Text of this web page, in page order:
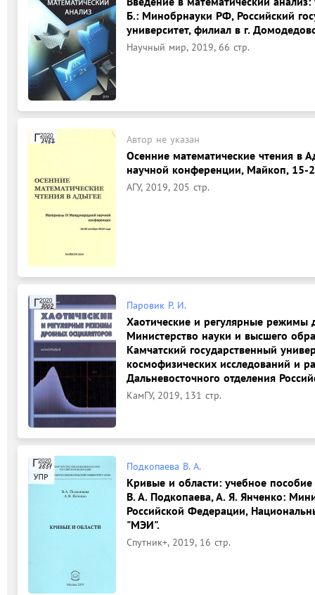
Б.: Минобрнауки РФ, Российский
университет, филиал в г.
Научный мир, 2019, 66 стр.
Автор не указан
Осенние математические чтения в
научной конференции, Майкоп, 15-
АГУ, 2019, 205 стр.
Паровик Р. И.
Хаотические и регулярные режимы
Министерство науки и высшего
Камчатский государственный
космофизических исследований и
Дальневосточного отделения
КамГУ, 2019, 131 стр.
Подкопаева В. А.
Кривые и области: учебное
В. А. Подкопаева, А. Я. Янченко:
Российской Федерации,
"МЭИ".
Спутник+, 2019, 16 стр.